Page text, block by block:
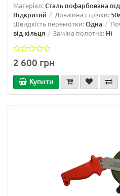
Матеріал:Сталь пофарбована
Відкритий Довжина стрічки:
Швидкість перемотки:Одна
від кільця
Заміна полотна: Ні
2 600 грн
Купити